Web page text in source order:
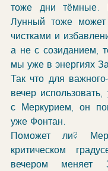
тоже дни
Лунный тоже
чистками и
а не с созиданием,
мы уже в энергиях
Так что для
вечер
с Меркурием, он
уже Фонтан.
Поможет ли?
критическом
вечером меняет